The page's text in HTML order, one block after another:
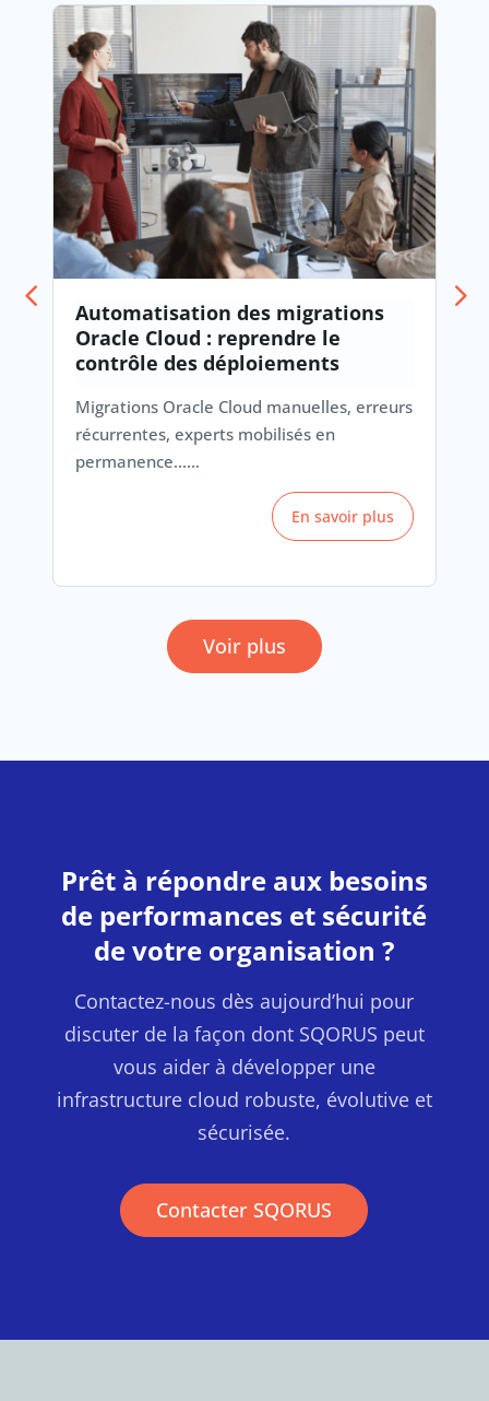
Automatisation des migrations
Oracle Cloud : reprendre le
contrôle des déploiements
Migrations Oracle Cloud manuelles, erreurs
récurrentes, experts mobilisés en
permanence……
En savoir plus
Voir plus
Prêt à répondre aux besoins
de performances et sécurité
de votre organisation ?
Contactez-nous dès aujourd’hui pour
discuter de la façon dont SQORUS peut
vous aider à développer une
infrastructure cloud robuste, évolutive et
sécurisée.
Contacter SQORUS